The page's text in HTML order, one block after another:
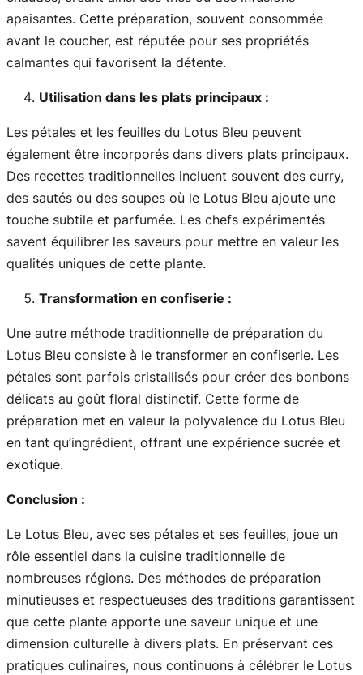
apaisantes. Cette préparation, souvent consommée
avant le coucher, est réputée pour ses propriétés
calmantes qui favorisent la détente.
Utilisation dans les plats principaux :
Les pétales et les feuilles du Lotus Bleu peuvent
également être incorporés dans divers plats principaux.
Des recettes traditionnelles incluent souvent des curry,
des sautés ou des soupes où le Lotus Bleu ajoute une
touche subtile et parfumée. Les chefs expérimentés
savent équilibrer les saveurs pour mettre en valeur les
qualités uniques de cette plante.
Transformation en confiserie :
Une autre méthode traditionnelle de préparation du
Lotus Bleu consiste à le transformer en confiserie. Les
pétales sont parfois cristallisés pour créer des bonbons
délicats au goût floral distinctif. Cette forme de
préparation met en valeur la polyvalence du Lotus Bleu
en tant qu’ingrédient, offrant une expérience sucrée et
exotique.
Conclusion :
Le Lotus Bleu, avec ses pétales et ses feuilles, joue un
rôle essentiel dans la cuisine traditionnelle de
nombreuses régions. Des méthodes de préparation
minutieuses et respectueuses des traditions garantissent
que cette plante apporte une saveur unique et une
dimension culturelle à divers plats. En préservant ces
pratiques culinaires, nous continuons à célébrer le Lotus